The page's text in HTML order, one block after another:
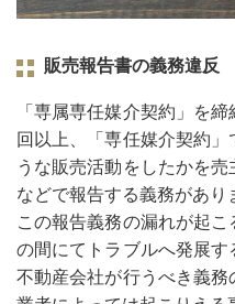
販売報告書の義務違反
「専属専任媒介契約」を
回以上、「専任媒介契約
うな販売活動をしたかを
などで報告する義務があり
この報告義務の漏れが起
の間にてトラブルへ発展す
不動産会社が行うべき義